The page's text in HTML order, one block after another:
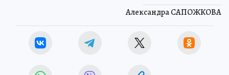
Александра САПОЖКОВА